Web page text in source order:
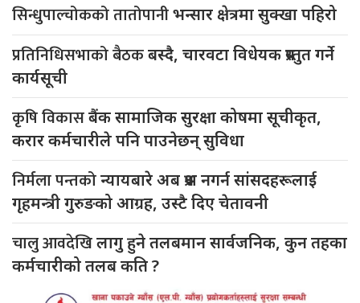
सिन्धुपाल्चोकको तातोपानीभन्सार क्षेत्रमा सुक्खा पहिरो
प्रतिनिधिसभाको बैठकबस्दै, चारवटा विधेयक प्रस्तुत गर्ने
कार्यसूची
कृषि विकासबैंक सामाजिक सुरक्षा कोषमा सूचीकृत,
करार कर्मचारीले पनि पाउनेछन् सुविधा
निर्मला पन्तकोन्यायबारे अब प्रश्न नगर्न सांसदहरूलाई
गृहमन्त्री गुरुङको आग्रह, उस्टै दिए चेतावनी
चालु आवदेखिलागु हुने तलबमान सार्वजनिक, कुन तहका
कर्मचारीको तलब कति ?